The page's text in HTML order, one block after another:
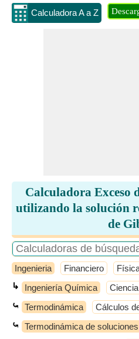
Calculadora A a Z
Calculadora Exceso
utilizando la solución
de
Ingenieria Financiero
↳ Ingeniería Química
⤿ Termodinámica Cálculos
⤿ Termodinámica de soluciones